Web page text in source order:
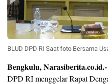
BLUD DPD RI Saat foto Bersama
Bengkulu, Narasiberita.co.id.-
DPD RI menggelar Rapat